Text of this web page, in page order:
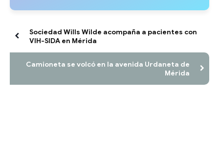
Sociedad Wills Wilde acompaña a pacientes con
VIH-SIDA en Mérida
Camioneta se volcó en la avenida Urdaneta de
Mérida